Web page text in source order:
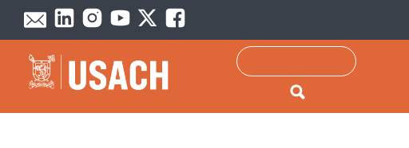
Passar para o conteúdo principal
Pesquisar